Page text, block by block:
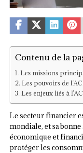
Contenu de la
Les missions
Les pouvoirs de
Les enjeux liés à
Le secteur financier
mondiale, et sa
économique et
protéger les